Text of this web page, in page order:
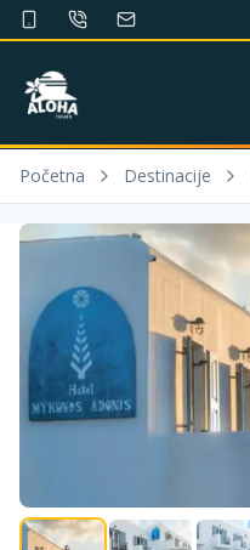
Početna Destinacije